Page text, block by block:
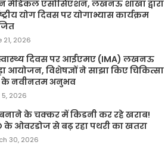
मेडिकल एसोसिएशन, लखनऊ शाखा द्वारा
योग दिवस पर योगाभ्यास कार्यक्रम
21, 2026
स्वास्थ्य दिवस पर आईएमए (IMA) लखनऊ
आयोजन, विशेषज्ञों ने साझा किए चिकित्सा
नवीनतम अनुभव
5, 2026
के चक्कर में किडनी कर रहे खराब!
के ओवरडोज से बढ़ रहा पथरी का खतरा
30, 2026